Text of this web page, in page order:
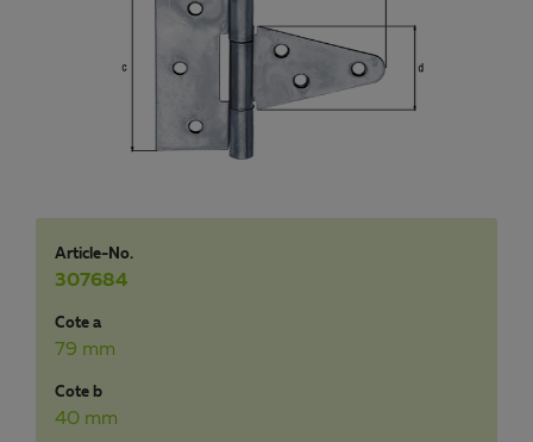
Article-No.
307684
Cote a
79 mm
Cote b
40 mm